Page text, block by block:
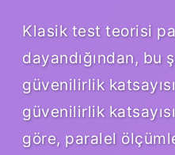
Klasik test teorisi
dayandığından, bu
güvenilirlik
güvenilirlik
göre, paralel